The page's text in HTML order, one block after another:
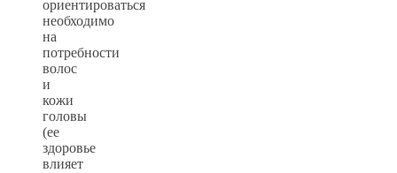
ориентироваться
необходимо
на
потребности
волос
и
кожи
головы
(ее
здоровье
влияет